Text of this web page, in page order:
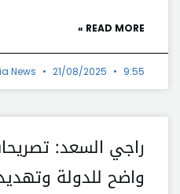
READ MORE »
News 21/08/2025 9:55 ص
راجي السعد:
واضح للدولة